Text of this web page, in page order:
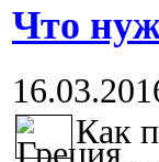
Что
Как